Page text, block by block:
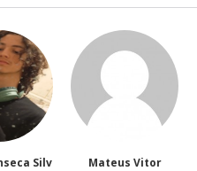
Vitor Anailuj Avlis